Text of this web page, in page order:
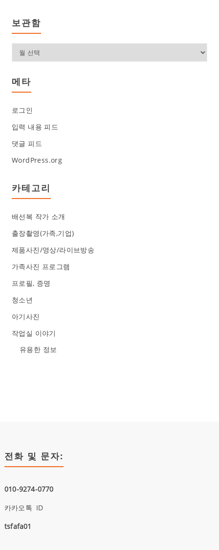
보관함보
관
함
메타
로그인
입력 내용 피드
댓글 피드
WordPress.org
카테고리
배선복 작가 소개
출장촬영(가족,기업)
제품사진/영상/라이브방송
가족사진 프로그램
프로필, 증명
청소년
아기사진
작업실 이야기
유용한 정보
전화 및 문자:
010-9274-0770
카카오톡 ID
tsfafa01